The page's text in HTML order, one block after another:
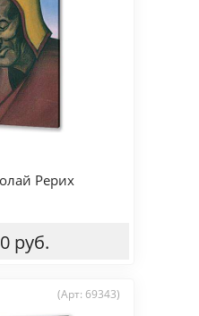
Рерих
руб.
(Арт: 69343)